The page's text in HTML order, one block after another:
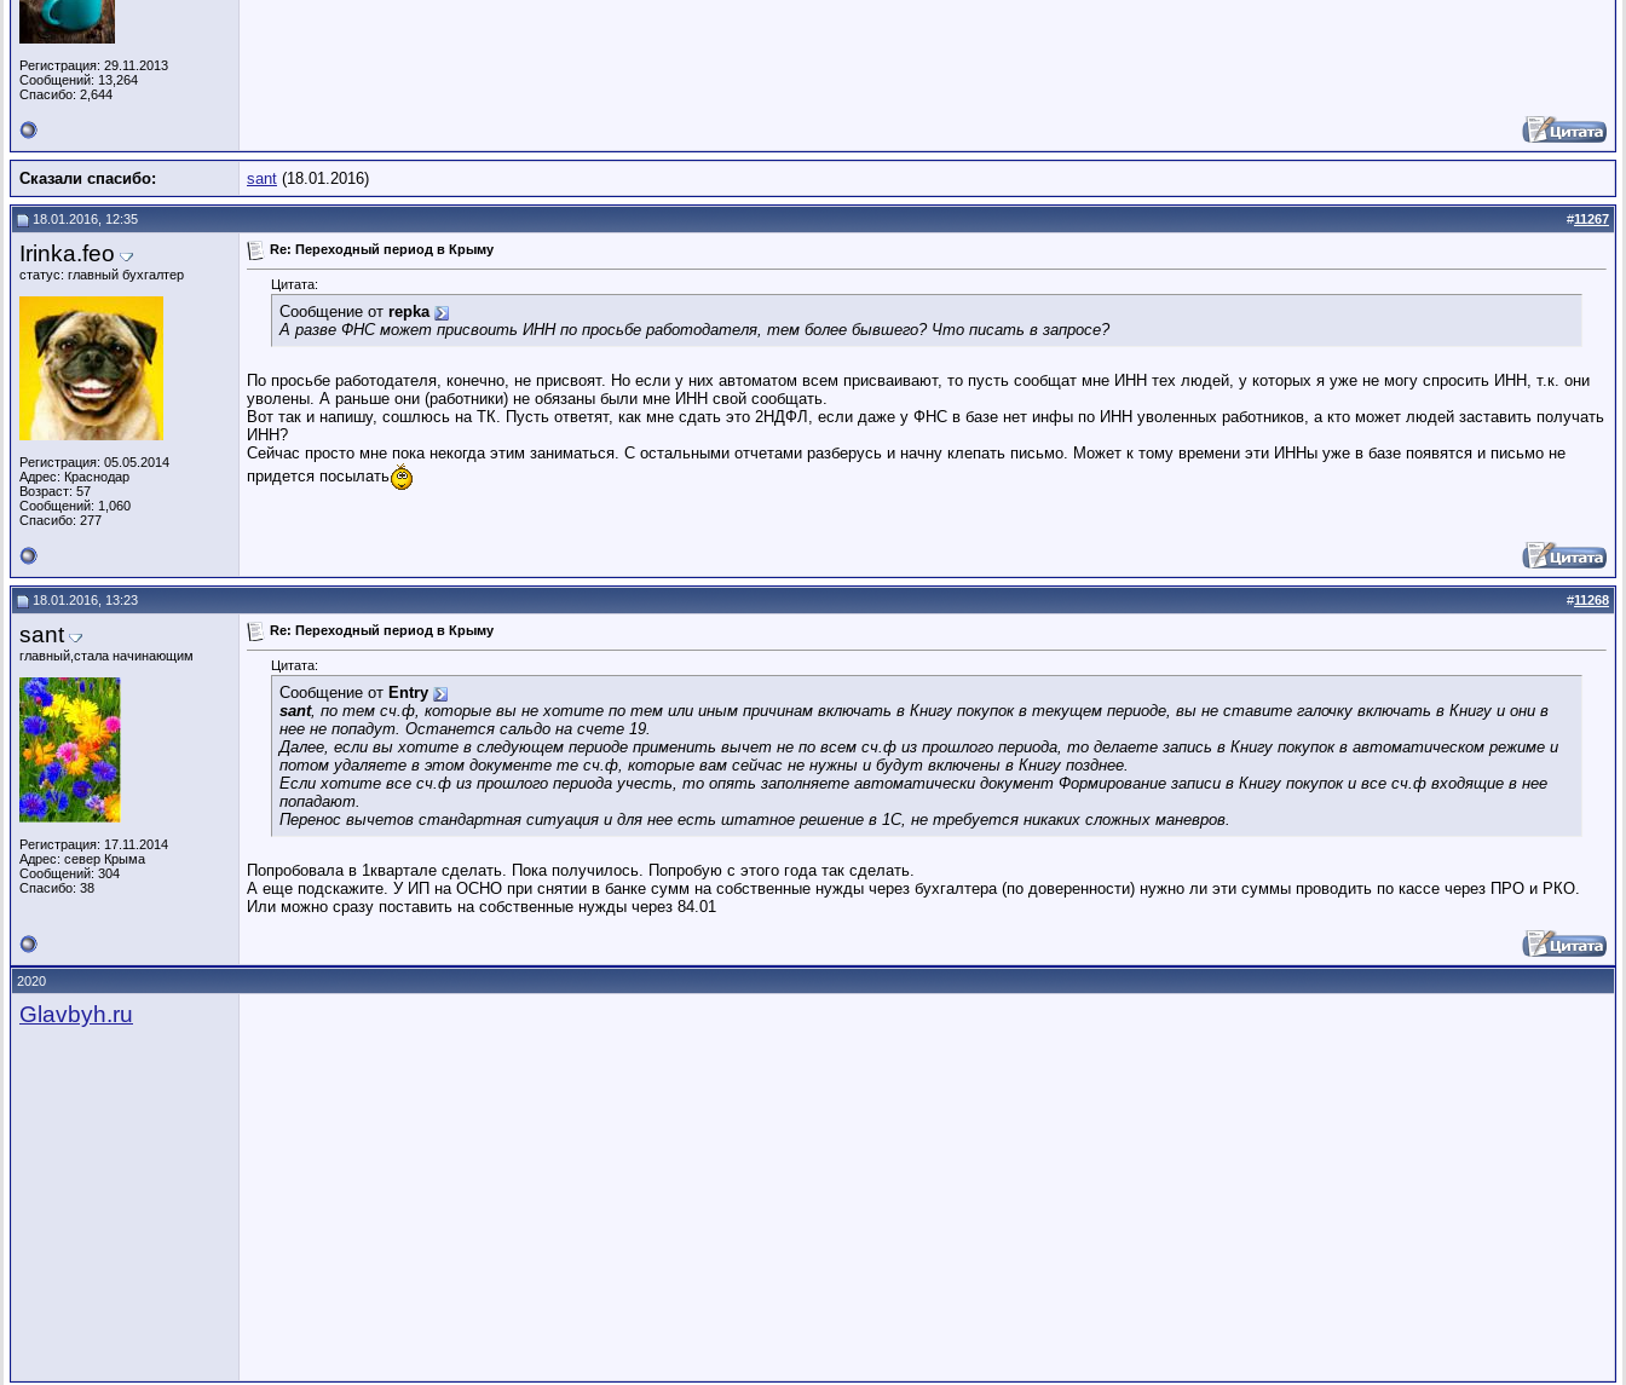
Регистрация: 29.11.2013
Сообщений: 13,264
Спасибо: 2,644
Сказали спасибо: sant (18.01.2016)
18.01.2016, 12:35 #11267
Irinka.feo
статус: главный бухгалтер
Регистрация: 05.05.2014
Адрес: Краснодар
Возраст: 57
Сообщений: 1,060
Спасибо: 277
Re: Переходный период в Крыму
Цитата:
Сообщение от repka
А разве ФНС может присвоить ИНН по просьбе работодателя, тем более бывшего? Что писать в запросе?
По просьбе работодателя, конечно, не присвоят. Но если у них автоматом всем присваивают, то пусть сообщат мне ИНН тех людей, у которых я уже не могу спросить ИНН, т.к. они
уволены. А раньше они (работники) не обязаны были мне ИНН свой сообщать.
Вот так и напишу, сошлюсь на ТК. Пусть ответят, как мне сдать это 2НДФЛ, если даже у ФНС в базе нет инфы по ИНН уволенных работников, а кто может людей заставить получать
ИНН?
Сейчас просто мне пока некогда этим заниматься. С остальными отчетами разберусь и начну клепать письмо. Может к тому времени эти ИННы уже в базе появятся и письмо не
придется посылать
18.01.2016, 13:23 #11268
sant
главный,стала начинающим
Регистрация: 17.11.2014
Адрес: север Крыма
Сообщений: 304
Спасибо: 38
Re: Переходный период в Крыму
Цитата:
Сообщение от Entry
sant, по тем сч.ф, которые вы не хотите по тем или иным причинам включать в Книгу покупок в текущем периоде, вы не ставите галочку включать в Книгу и они в
нее не попадут. Останется сальдо на счете 19.
Далее, если вы хотите в следующем периоде применить вычет не по всем сч.ф из прошлого периода, то делаете запись в Книгу покупок в автоматическом режиме и
потом удаляете в этом документе те сч.ф, которые вам сейчас не нужны и будут включены в Книгу позднее.
Если хотите все сч.ф из прошлого периода учесть, то опять заполняете автоматически документ Формирование записи в Книгу покупок и все сч.ф входящие в нее
попадают.
Перенос вычетов стандартная ситуация и для нее есть штатное решение в 1С, не требуется никаких сложных маневров.
Попробовала в 1квартале сделать. Пока получилось. Попробую с этого года так сделать.
А еще подскажите. У ИП на ОСНО при снятии в банке сумм на собственные нужды через бухгалтера (по доверенности) нужно ли эти суммы проводить по кассе через ПРО и РКО.
Или можно сразу поставить на собственные нужды через 84.01
2020
Glavbyh.ru